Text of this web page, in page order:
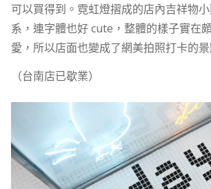
可以買得到。霓虹燈摺成的店內吉祥物
系，連字體也好 cute，整體的樣子實在
愛，所以店面也變成了網美拍照打卡的景
（台南店已歇業）